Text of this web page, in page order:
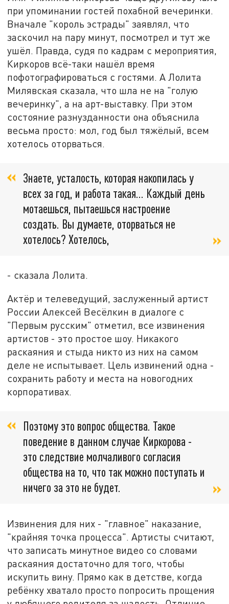
при упоминании гостей похабной вечеринки.
Вначале "король эстрады" заявлял, что
заскочил на пару минут, посмотрел и тут же
ушёл. Правда, судя по кадрам с мероприятия,
Киркоров всё-таки нашёл время
пофотографироваться с гостями. А Лолита
Милявская сказала, что шла не на "голую
вечеринку", а на арт-выставку. При этом
состояние разнузданности она объяснила
весьма просто: мол, год был тяжёлый, всем
хотелось оторваться.
Знаете, усталость, которая накопилась у
всех за год, и работа такая... Каждый день
мотаешься, пытаешься настроение
создать. Вы думаете, оторваться не
хотелось? Хотелось,
- сказала Лолита.
Актёр и телеведущий, заслуженный артист
России Алексей Весёлкин в диалоге с
"Первым русским" отметил, все извинения
артистов - это простое шоу. Никакого
раскаяния и стыда никто из них на самом
деле не испытывает. Цель извинений одна -
сохранить работу и места на новогодних
корпоративах.
Поэтому это вопрос общества. Такое
поведение в данном случае Киркорова -
это следствие молчаливого согласия
общества на то, что так можно поступать и
ничего за это не будет.
Извинения для них - "главное" наказание,
"крайняя точка процесса". Артисты считают,
что записать минутное видео со словами
раскаяния достаточно для того, чтобы
искупить вину. Прямо как в детстве, когда
ребёнку хватало просто попросить прощения